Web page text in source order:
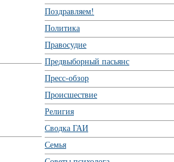
Поздравляем!
Политика
Правосудие
Предвыборный пасьянс
Пресс-обзор
Происшествие
Религия
Сводка ГАИ
Семья